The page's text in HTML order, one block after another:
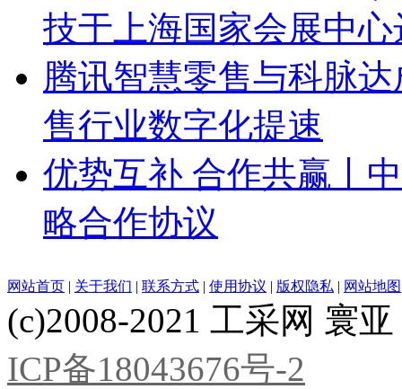
技于上海国家会展中
腾讯智慧零售与科脉达
售行业数字化提速
优势互补 合作共赢丨
略合作协议
网站首页 | 关于我们 | 联系方式 | 使用协议 | 版权隐私 | 网站地图
(c)2008-2021 工采网 寰
ICP备18043676号-2